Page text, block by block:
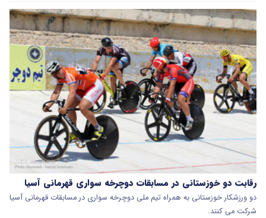
رقابت دو خوزستانی در مسابقات دوچرخه سواری قهرمانی آسیا
دو ورزشکار خوزستانی به همراه تیم ملی دوچرخه سواری در مسابقات قهرمانی آسیا
شرکت می کنند.